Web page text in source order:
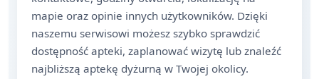
mapie oraz opinie innych użytkowników. Dzięki
naszemu serwisowi możesz szybko sprawdzić
dostępność apteki, zaplanować wizytę lub znaleźć
najbliższą aptekę dyżurną w Twojej okolicy.